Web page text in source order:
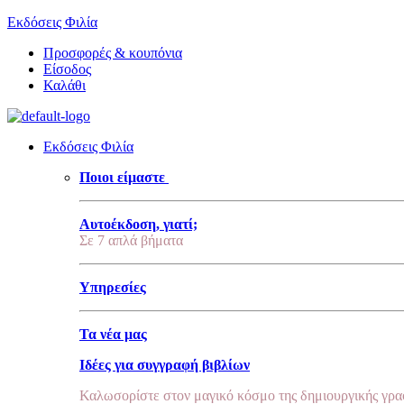
Εκδόσεις Φιλία
Προσφορές & κουπόνια
Είσοδος
Καλάθι
Εκδόσεις Φιλία
Ποιοι είμαστε
Αυτοέκδοση, γιατί;
Σε 7 απλά βήματα
Υπηρεσίες
Τα νέα μας
Ιδέες για συγγραφή βιβλίων
Καλωσορίστε στον μαγικό κόσμο της δημιουργικής